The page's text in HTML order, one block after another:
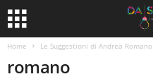
Home Le Suggestioni di Andrea Romano
romano